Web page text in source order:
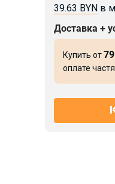
39.63 BYNв
Доставка +
Купить от
оплате